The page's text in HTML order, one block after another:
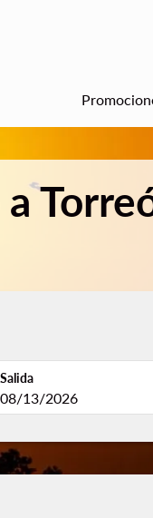
Salida
fc-booking-departure-
08/13/2026